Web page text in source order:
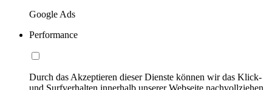
Google Ads
Performance
Durch das Akzeptieren dieser Dienste können wir das Klick-